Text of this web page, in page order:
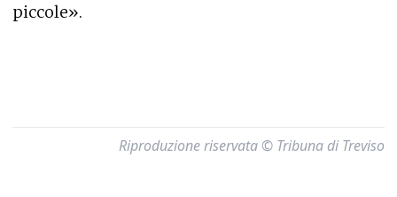
piccole».
Riproduzione riservata © Tribuna di Treviso